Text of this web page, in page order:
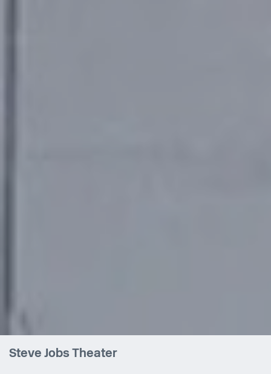
Steve Jobs Theater